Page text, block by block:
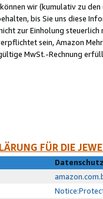
wir (kumulativ zu
bis Sie uns diese
zur Einholung
sein, Amazon
MwSt.-Rechnung
FÜR DIE